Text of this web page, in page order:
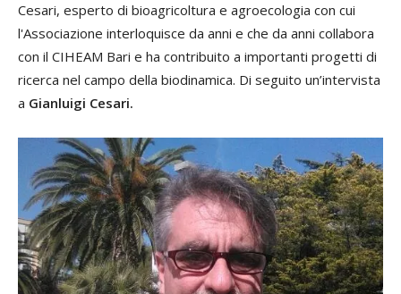
Cesari, esperto di bioagricoltura e agroecologia con cui
l'Associazione interloquisce da anni e che da anni collabora
con il CIHEAM Bari e ha contribuito a importanti progetti di
ricerca nel campo della biodinamica. Di seguito un’intervista
a Gianluigi Cesari.